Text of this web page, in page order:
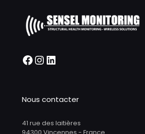
Nous contacter
41 rue des laitières
94300 Vincennes - France